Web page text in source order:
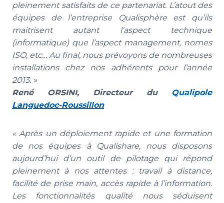
pleinement satisfaits de ce partenariat. L’atout des
équipes de l’entreprise Qualisphère est qu’ils
maitrisent autant l’aspect technique
(informatique) que l’aspect management, nomes
ISO, etc… Au final, nous prévoyons de nombreuses
installations chez nos adhérents pour l’année
2013. »
René ORSINI, Directeur du Qualipole
Languedoc-Roussillon
« Après un déploiement rapide et une formation
de nos équipes à Qualishare, nous disposons
aujourd’hui d’un outil de pilotage qui répond
pleinement à nos attentes : travail à distance,
facilité de prise main, accès rapide à l’information.
Les fonctionnalités qualité nous séduisent